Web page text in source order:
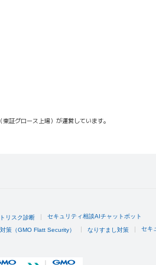
証グロース上場）が運営しています。
リスク診断 セキュリティ相談AIチャットボット
策（GMO Flatt Security） なりすまし対策 セキ